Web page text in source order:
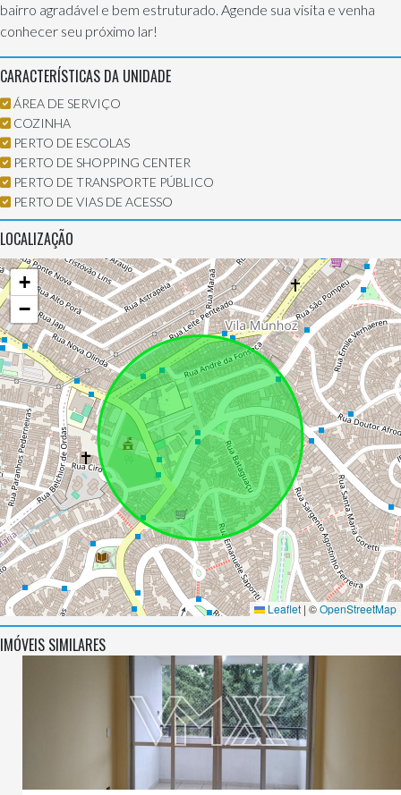
bairro agradável e bem estruturado. Agende sua visita e venha
conhecer seu próximo lar!
CARACTERÍSTICAS DA UNIDADE
ÁREA DE SERVIÇO
COZINHA
PERTO DE ESCOLAS
PERTO DE SHOPPING CENTER
PERTO DE TRANSPORTE PÚBLICO
PERTO DE VIAS DE ACESSO
LOCALIZAÇÃO
+
−
Leaflet | ©OpenStreetMap
IMÓVEIS SIMILARES